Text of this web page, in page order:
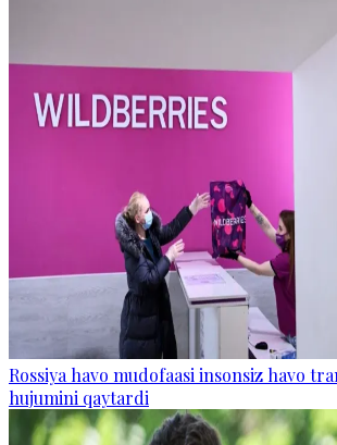
Rossiya havo mudofaasi insonsiz havo
hujumini qaytardi